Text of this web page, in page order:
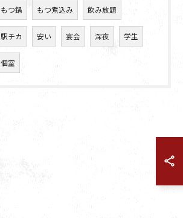
もつ鍋 もつ煮込み 飲み放題
駅チカ 安い 宴会 深夜 学生
個室